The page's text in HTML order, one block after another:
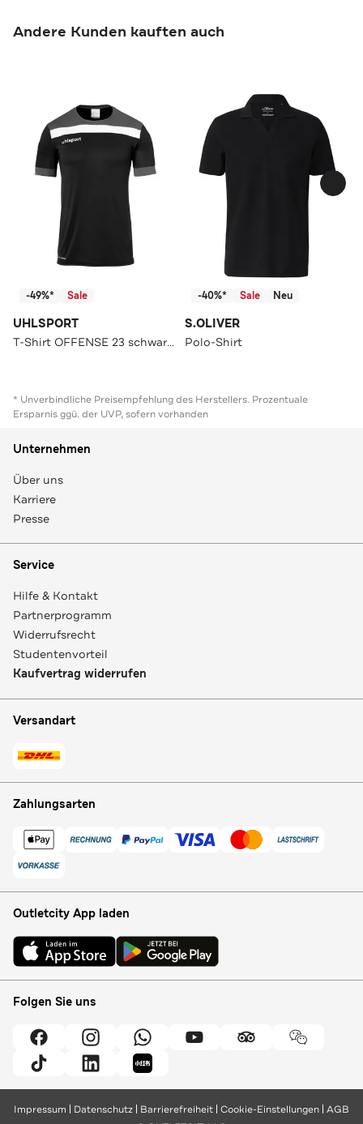
Andere Kunden kauften auch
-49%* Sale
UHLSPORT
T-Shirt OFFENSE 23 schwarz/anthra/weiß
-40%* Sale Neu
S.OLIVER
Polo-Shirt
* Unverbindliche Preisempfehlung des Herstellers. Prozentuale
Ersparnis ggü. der UVP, sofern vorhanden
Unternehmen
Über uns
Karriere
Presse
Service
Hilfe & Kontakt
Partnerprogramm
Widerrufsrecht
Studentenvorteil
Kaufvertrag widerrufen
Versandart
Zahlungsarten
Outletcity App laden
Folgen Sie uns
Impressum Datenschutz Barrierefreiheit Cookie-Einstellungen AGB